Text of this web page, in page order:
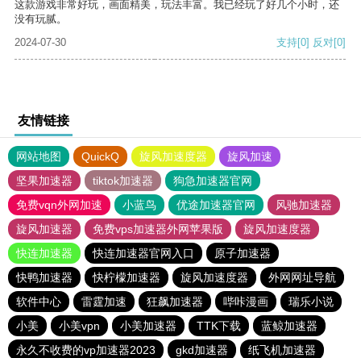
这款游戏非常好玩，画面精美，玩法丰富。我已经玩了好几个小时，还
没有玩腻。
2024-07-30
支持[0] 反对[0]
友情链接
网站地图 QuickQ 旋风加速度器
旋风加速
坚果加速器
tiktok加速器
狗急加速器官网
免费vqn外网加速
小蓝鸟 优途加速器官网
风驰加速器
旋风加速器
免费vps加速器外网苹果版
旋风加速度器
快连加速器
快连加速器官网入口
原子加速器
快鸭加速器
快柠檬加速器 旋风加速度器
外网网址导航
软件中心
雷霆加速 狂飙加速器 哔咔漫画
瑞乐小说
小美
小美vpn 小美加速器 TTK下载
蓝鲸加速器
永久不收费的vp加速器2023
gkd加速器
纸飞机加速器